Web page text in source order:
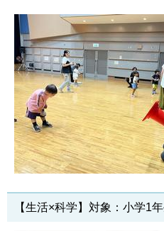
【生活×科学】対象：小学1